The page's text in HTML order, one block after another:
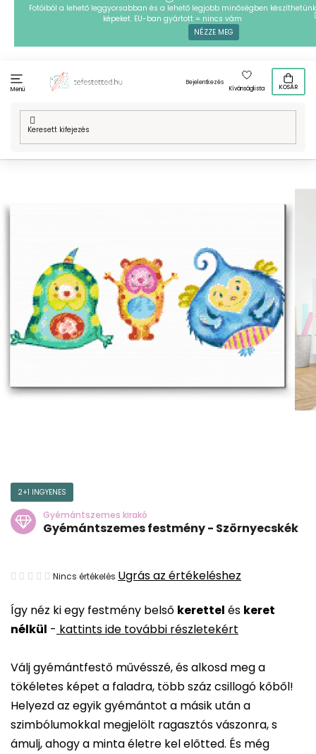
Ugrás
tartalomhoz
Fotóiból a lehető leggyorsabban és a lehető legjobb minőségben készíthetünk
képeket. EU-ban gyártott = nincs vám
NÉZZE MEG
Menü
Bejelentkezés
Kívánságlista
KOSÁR
Kezdőlap
/ Technikák / Gyémántszemes kirakó / Gyémántszemes
festmény - Szörnyecskék
Így néz ki egy festmény belső kerettel és keret
nélkül - kattints ide további részletekért
Válj gyémántfestő művésszé, és alkosd meg a
tökéletes képet a faladra, több száz csillogó kőből!
Helyezd az egyik gyémántot a másik után a
szimbólumokkal megjelölt ragasztós vászonra, s
ámulj, ahogy a minta életre kel előtted. És még
2+1 INGYENES
Gyémántszemes kirakó
Gyémántszemes festmény - Szörnyecskék
A
átlagos
értékelése
ből
0,0
csillag.
Nincs értékelés Ugrás az értékeléshez